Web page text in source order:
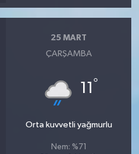
25 MART
ÇARŞAMBA
11 °
Orta kuvvetli yağmurlu
Nem: %71